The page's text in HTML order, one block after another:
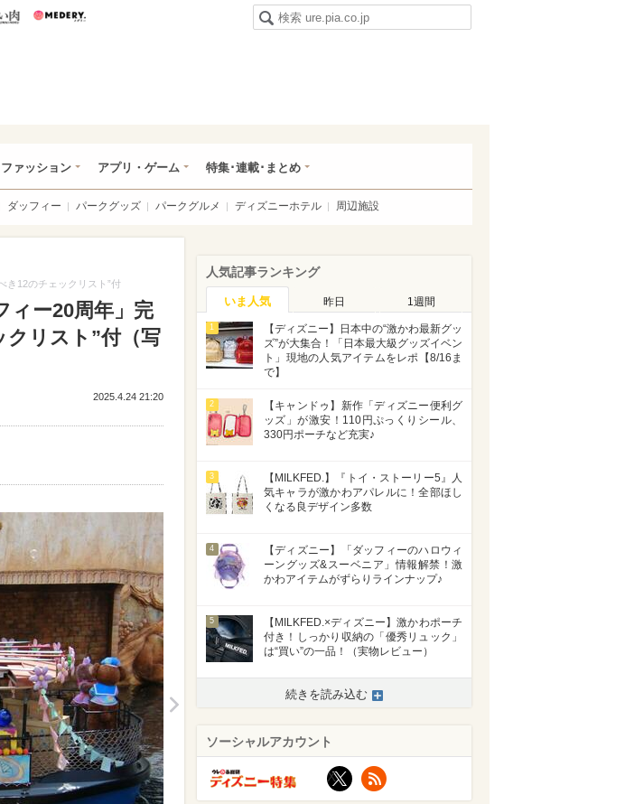
ン うまい肉
ファッション アプリ・ゲーム 特集･連載･まとめ
ダッフィー パークグッズ パークグルメ ディズニーホテル 周辺施設
き12のチェックリスト”付
ィー20周年」完
リスト”付（写
2025.4.24 21:20
人気記事ランキング
いま人気 昨日 1週間
1
【ディズニー】日本中の“激かわ最新グッ
ズ”が大集合！「日本最大級グッズイベン
ト」現地の人気アイテムをレポ【8/16ま
で】
2
【キャンドゥ】新作「ディズニー便利グ
ッズ」が激安！110円ぷっくりシール、
330円ポーチなど充実♪
3
【MILKFED.】『トイ・ストーリー5』人
気キャラが激かわアパレルに！全部ほし
くなる良デザイン多数
4
【ディズニー】「ダッフィーのハロウィ
ーングッズ&スーベニア」情報解禁！激
かわアイテムがずらりラインナップ♪
5
【MILKFED.×ディズニー】激かわポーチ
付き！しっかり収納の「優秀リュック」
は“買い”の一品！（実物レビュー）
続きを読み込む
ソーシャルアカウント
X